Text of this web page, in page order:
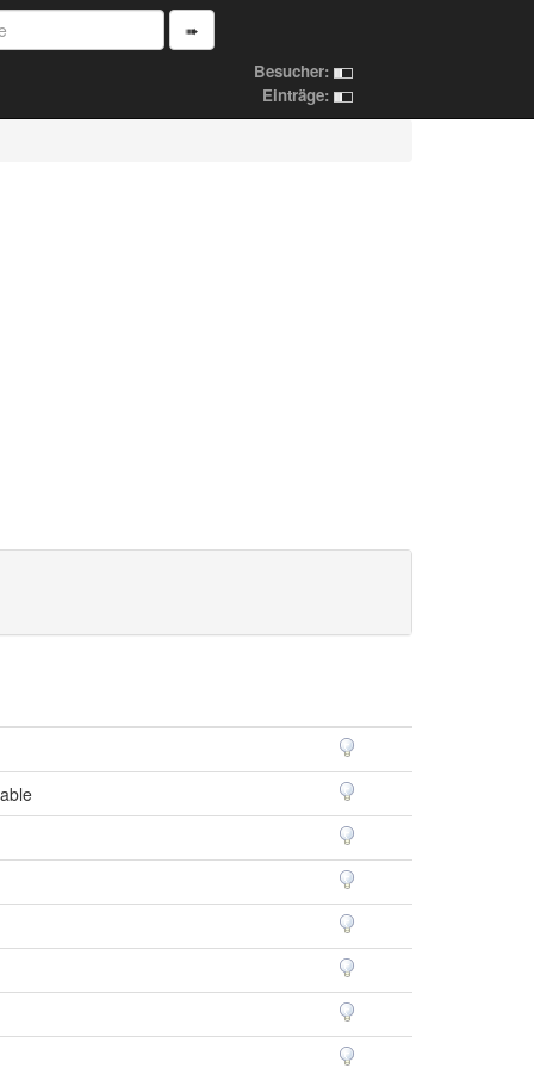
➠
Besucher:
Einträge: